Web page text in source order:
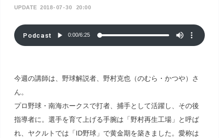
2018 07 30 20:00
Podcast 0:00/6:25
今週の講師は、野球解説者、野村克也（のむら・かつや）さ
ん。
プロ野球・南海ホークスで打者、捕手として活躍し、その後
指導者に。選手を育て上げる手腕は「野村再生工場」と呼ば
れ、ヤクルトでは「ID野球」で黄金期を築きました。愛称は